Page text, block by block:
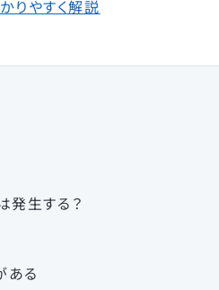
りやすく解説
発生する？
ある